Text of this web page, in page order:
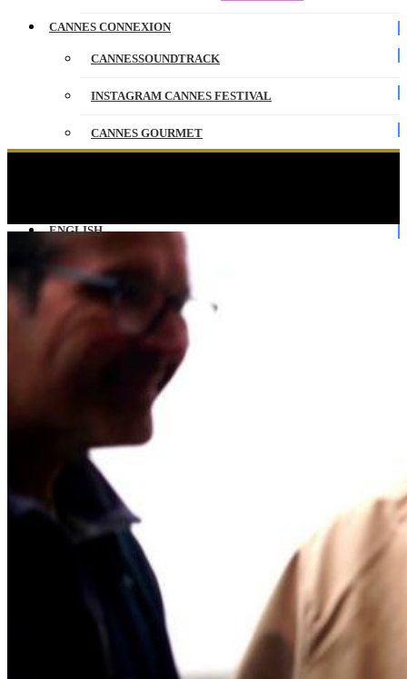
CANNES CONNEXION
CANNESSOUNDTRACK
INSTAGRAM CANNES FESTIVAL
CANNES GOURMET
ENGLISH